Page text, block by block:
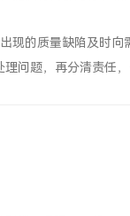
现的质量缺陷及时
问题，再分清责任